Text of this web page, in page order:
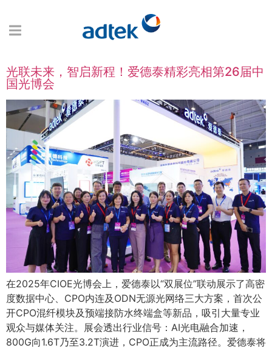
光联未来，智启新程！爱德泰精彩亮相第26届中
国光博会
在2025年CIOE光博会上，爱德泰以“双展位”联动展示了高密
度数据中心、CPO内连及ODN无源光网络三大方案，首次公
开CPO混纤模块及预端接防水终端盒等新品，吸引大量专业
观众与媒体关注。展会透出行业信号：AI光电融合加速，
800G向1.6T乃至3.2T演进，CPO正成为主流路径。爱德泰将